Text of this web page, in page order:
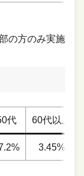
の方のみ実施
代 60代以上
3.45%